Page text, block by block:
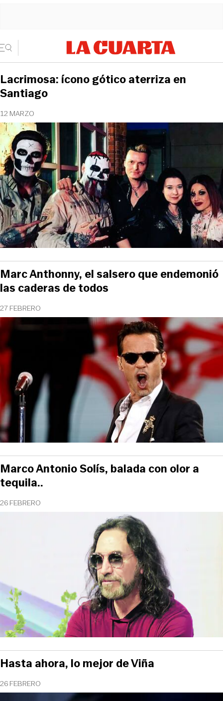
12 MARZO
Lacrimosa: ícono gótico aterriza en
Santiago
27 FEBRERO
Marc Anthonny, el salsero que endemonió
las caderas de todos
26 FEBRERO
Marco Antonio Solís, balada con olor a
tequila..
26 FEBRERO
Hasta ahora, lo mejor de Viña